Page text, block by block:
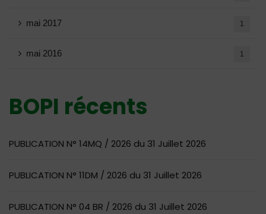
mai 2017 1
mai 2016 1
BOPI récents
PUBLICATION N° 14MQ / 2026 du 31 Juillet 2026
PUBLICATION N° 11DM / 2026 du 31 Juillet 2026
PUBLICATION N° 04 BR / 2026 du 31 Juillet 2026